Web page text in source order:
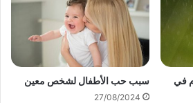
في
سبب حب الأطفال لشخص معين
27/08/2024